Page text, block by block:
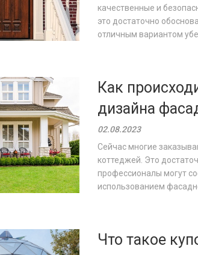
качественные и
это достаточно
отличным вариантом
Как
дизайна
02.08.2023
Сейчас многие
коттеджей. Это
профессионалы могут
использованием
Что такое